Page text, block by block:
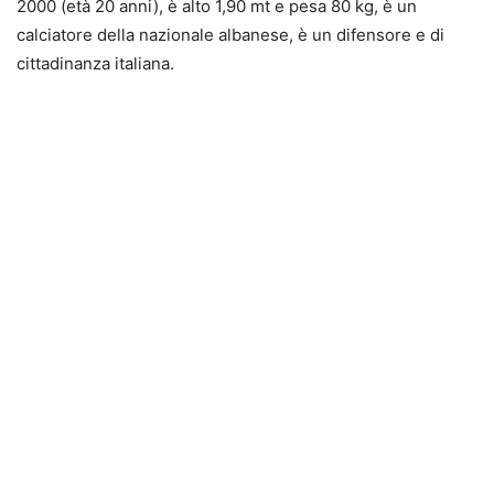
2000 (età 20 anni), è alto 1,90 mt e pesa 80 kg, è un
calciatore della nazionale albanese, è un difensore e di
cittadinanza italiana.